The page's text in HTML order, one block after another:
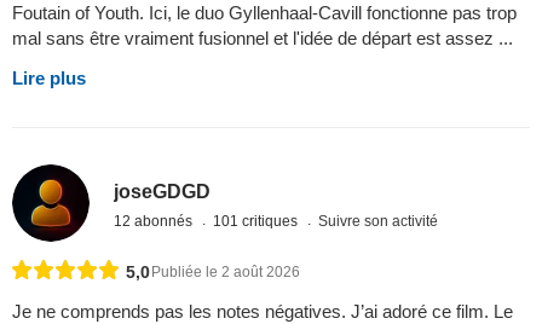
Foutain of Youth. Ici, le duo Gyllenhaal-Cavill fonctionne pas trop
mal sans être vraiment fusionnel et l'idée de départ est assez ...
Lire plus
joseGDGD
12 abonnés 101 critiques Suivre son activité
5,0 Publiée le 2 août 2026
Je ne comprends pas les notes négatives. J’ai adoré ce film. Le